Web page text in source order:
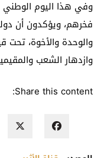
فخرهم، ويؤكدون أن
والوحدة والأخوة،
وازدهار الشعب
Share this content: